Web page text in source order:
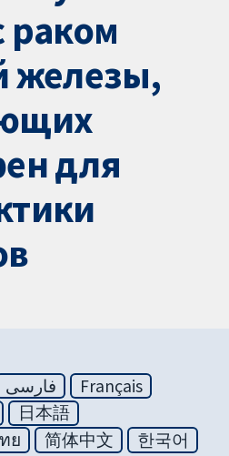
железы,
для
فارسی
Français
日本語
ย 简体中文 한국어